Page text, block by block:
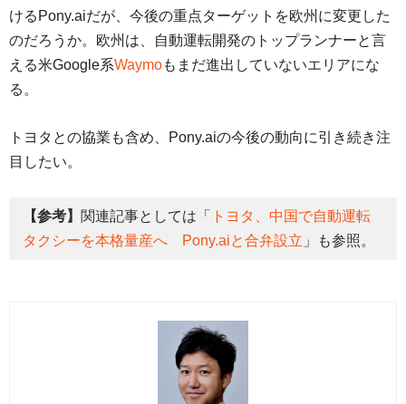
けるPony.aiだが、今後の重点ターゲットを欧州に変更した
のだろうか。欧州は、自動運転開発のトップランナーと言
える米Google系Waymoもまだ進出していないエリアにな
る。
トヨタとの協業も含め、Pony.aiの今後の動向に引き続き注
目したい。
【参考】 関連記事としては「
トヨタ、中国で自動運転
タクシーを本格量産へ Pony.aiと合弁設立 」も参照。